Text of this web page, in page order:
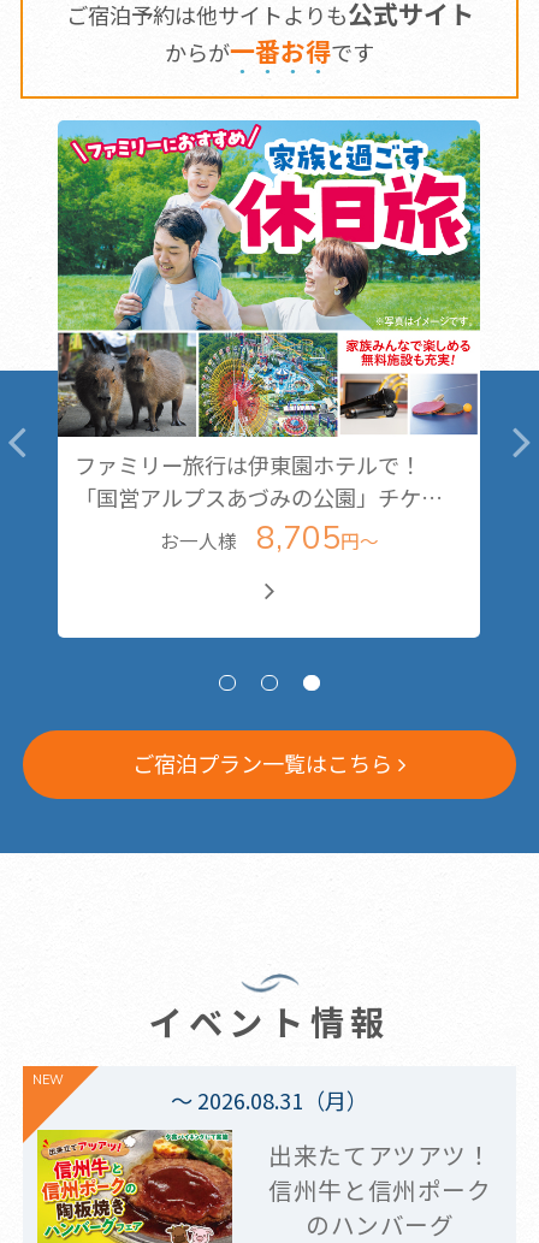
ご宿泊予約は他サイトよりも公式サイト
からが一番お得です
ミリー旅行は伊東園ホテルで！
営アルプスあづみの公園」チケッ
１泊２食バイキングプラン
8,705 円～
当館自慢
なひとと
ご宿泊プラン一覧はこちら
イベント情報
NEW
～ 2026.08.31（月）
出来たてアツアツ！
信州牛と信州ポーク
のハンバーグ